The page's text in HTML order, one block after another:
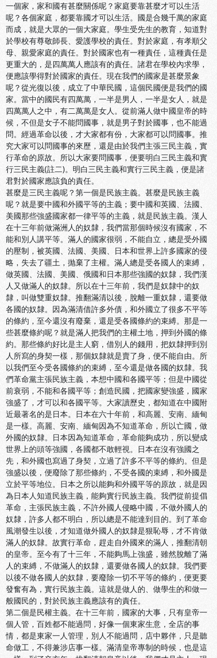
一個家，家和國有甚麼關係呢？家庭要靠甚麼才可以生活
呢？各個家庭，都要靠國才可以生活。國是合幾千萬的家庭
而成，就是大眾的一個大家庭。學生受先生的教育，知道對
於學校有尊敬師長、愛護學校的責任。對於家庭，有孝順父
母、親愛家庭的責任。對於國家也有一種責任，這種責任是
更重大的，是四萬萬人應該有的責任。諸君在學校內求學，
便應該學得對於國家的責任。現在我們的國家是甚麼景象
呢？從光復以後，成立了中華民國，這個民國便是我們的國
家。當中的國民有四萬萬，一半是男人，一半是女人，就是
四萬萬人之中，有二萬萬是女人。從前滿人做中國皇帝的時
候，不但是女子不能問國事，就是男子對於國事，也不能過
問。經過革命以後，才大家都有份，大家都可以問國事。推
究大家可以問國事的來歷，還是由於我們主張三民主義，實
行革命的原故。所以大家要問國事，便要明白三民主義和實
行三民主義(註二)。明白三民主義和實行三民主義，便是諸
君對於國家應該負的責任。
甚麼是三民主義呢？第一個是民族主義。甚麼是民族主義
呢？就是要中國和外國平等的主義；要中國和英國、法國、
美國那些強盛國家都一律平等的主義，就是民族主義。漢人
在十三年前做滿洲人的奴隸，我們當那個時候沒有國家，不
能和別人講平等。滿人的國家很弱，不能自立，總是受外國
的壓制，被英國、法國、美國、日本和世界上許多國家的侵
略，失去了疆土，抛棄了主權。滿人總是受各國人的束縛，
做英國、法國、美國、俄國和日本那些強國的奴隸，我們漢
人又做滿人的奴隸。所以在十三年前，我們是奴隸中的奴
隸，叫做雙重奴隸。推翻滿清以後，脫離一重奴隸，還要做
各國的奴隸。因為滿清借許多外債，和外國立了很多不平等
的條約，至今還沒有廢棄，還是受各國條約的束縛。那是一
些甚麼條約呢？就是滿人把我們的主權土地，押到外國的條
約。那些條約好比是主人窮，借別人的錢用，把奴隸押到別
人所寫的身契一樣，那個奴隸就是賣了身，便不能自由。所
以我們至今受各國條約的束縛，至今還是做各國的奴隸。我
們革命黨主張民族主義，本想中國和各國平等；但是中國從
前衰弱，不能和各國平等；創造民國，把國家變強盛，國家
強盛了，才可以和各國平等。大家讀歷史，都知道在中國附
近最著名的是日本。日本在六十年前，和高麗、安南、緬甸
是一樣。高麗、安南、緬甸因為不知道革命，所以亡國，做
外國的奴隸。日本因為知道革命，革命能夠成功，所以變成
世界上的頭等強國，各國都不敢輕視。日本在沒有強國之
先，和外國也寫過了身契，立過了許多不平等的條約。但是
強盛以後，便廢除了那些條約，不受各國的束縛，和外國是
立於平等地位。日本之所以能夠和外國平等的原故，就是因
為日本人知道民族主義，能夠實行民族主義。我們從前提倡
革命，主張民族主義，不許外國人侵略中國，不做外國人的
奴隸，許多人都不明白，所以總是不能達到目的。到了革命
風潮發生以後，才知道做外國人的奴隸是狠恥辱，才不肯做
滿人的奴隸。故實行革命，趕走自外國來的滿人，推翻清朝
的皇帝。至今有了十三年，不能夠馬上強盛，雖然脫離了滿
人的束縛，不做滿人的奴隸，還要做各國人的奴隸。我們要
以後不做各國人的奴隸，要廢除一切不平等的條約，便更要
發奮有為，實行民族主義。這就是做人的、做學生的和做一
般國民的，對於民族主義應該有的責任。
第二個是民權主義。在十三年前，國家的大事，只有皇帝一
個人管，百姓都不能過問，好像一個東家生意，全店的事
情，都是東家一人管理，別人不能過問，店中夥伴，只是聽
命做工，不得兼涉店事一樣。滿清皇帝專制的時候，也是這